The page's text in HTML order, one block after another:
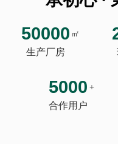
50000 ㎡
生产厂房
5000 +
合作用户